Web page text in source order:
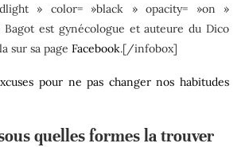
» color= »black » opacity= »on »
Bagot est gynécologue et auteure du Dico
sur sa page Facebook.[/infobox]
pour ne pas changer nos habitudes
quelles formes la trouver